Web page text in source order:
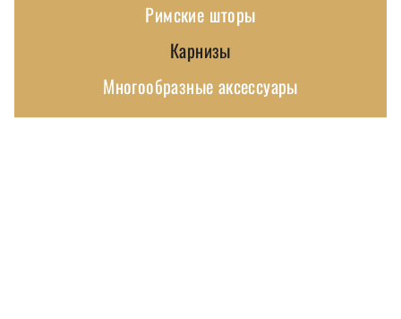
Римские шторы
Карнизы
Многообразные аксессуары